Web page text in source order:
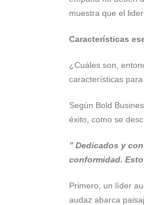
muestra que el
Características
¿Cuáles son,
características
Según Bold
éxito, como se
” Dedicados y
conformidad.
Primero, un líder
audaz abarca